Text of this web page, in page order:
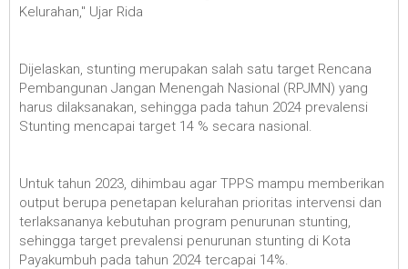
Kelurahan," Ujar Rida
Dijelaskan, stunting merupakan salah satu target Rencana
Pembangunan Jangan Menengah Nasional (RPJMN) yang
harus dilaksanakan, sehingga pada tahun 2024 prevalensi
Stunting mencapai target 14 % secara nasional.
Untuk tahun 2023, dihimbau agar TPPS mampu memberikan
output berupa penetapan kelurahan prioritas intervensi dan
terlaksananya kebutuhan program penurunan stunting,
sehingga target prevalensi penurunan stunting di Kota
Payakumbuh pada tahun 2024 tercapai 14%.